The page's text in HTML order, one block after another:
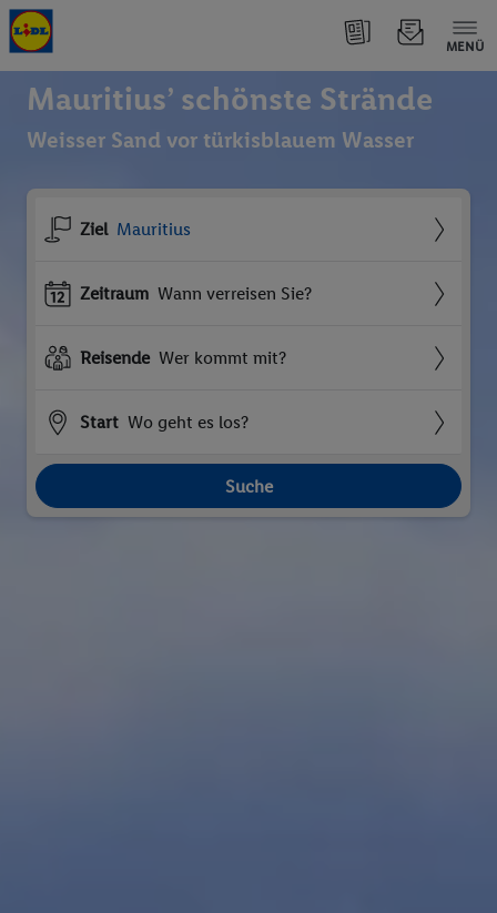
MENÜ
Mauritius’ schönste Strände
Weisser Sand vor türkisblauem Wasser
Ziel Mauritius
Zeitraum Wann verreisen Sie?
Reisende Wer kommt mit?
Start Wo geht es los?
Suche